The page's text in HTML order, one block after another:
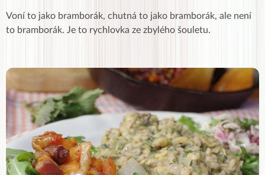
Voní to jako bramborák, chutná to jako bramborák, ale není
to bramborák. Je to rychlovka ze zbylého šouletu.